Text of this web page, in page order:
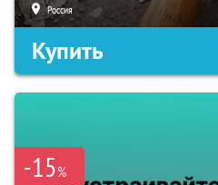
Россия
Купить
-15%